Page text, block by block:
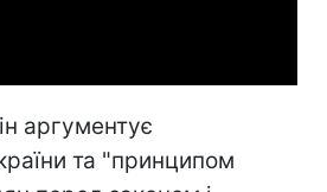
аргументує
та "принципом